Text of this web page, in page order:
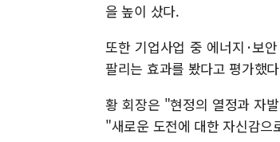
을 높이 샀다.
또한 기업사업 중 에너지 ·보
팔리는 효과를 봤다고 평가했
황 회장은 "현정의 열정과 자
"새로운 도전에 대한 자신감